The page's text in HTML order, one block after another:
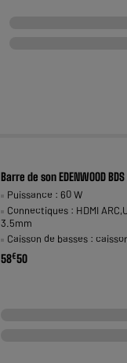
Barre de son EDENWOOD
Puissance : 60 W
Connectiques : HDMI
3.5mm
Caisson de basses :
58€50